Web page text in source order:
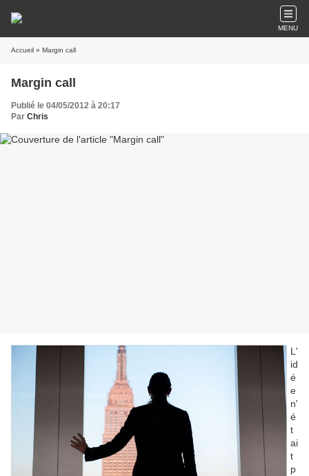
MENU
Accueil » Margin call
Margin call
Publié le 04/05/2012 à 20:17
Par Chris
L'
id
é
e
n'
é
t
ai
t
p